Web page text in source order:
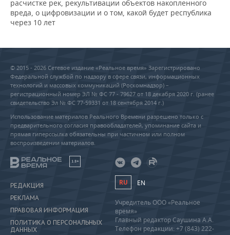
расчистке рек, рекультивации объектов накопленного
вреда, о цифровизации и о том, какой будет республика
через 10 лет
© 2015 - 2026 Сетевое издание «Реальное время» Зарегистрировано
Федеральной службой по надзору в сфере связи, информационных
технологий и массовых коммуникаций (Роскомнадзор) –
регистрационный номер ЭЛ № ФС 77 - 79627 от 18 декабря 2020 г. (ранее
свидетельство Эл № ФС 77-59331 от 18 сентября 2014 г.)
Использование материалов Реального Времени разрешено только с
предварительного согласия правообладателей, упоминание сайта и
прямая гиперссылка обязательны при частичном или полном
воспроизведении материалов.
18+
РЕДАКЦИЯ
РЕКЛАМА
ПРАВОВАЯ ИНФОРМАЦИЯ
ПОЛИТИКА О ПЕРСОНАЛЬНЫХ
ДАННЫХ
RU EN
Учредитель ООО «Реальное
время»
Главный редактор Саушина А.А.
Телефон редакции: +7 (843) 222-